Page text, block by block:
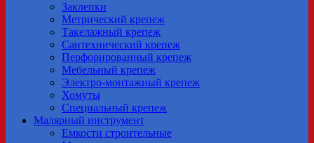
Заклепки
Метрический крепеж
Tакелажный крепеж
Сантехнический крепеж
Перфорированный крепеж
Мебельный крепеж
Электро-монтажный крепеж
Хомуты
Специальный крепеж
Малярный инструмент
Емкости строительные